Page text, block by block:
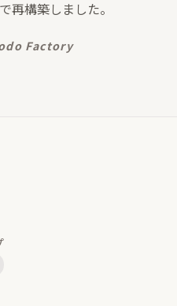
再構築しました。
Factory